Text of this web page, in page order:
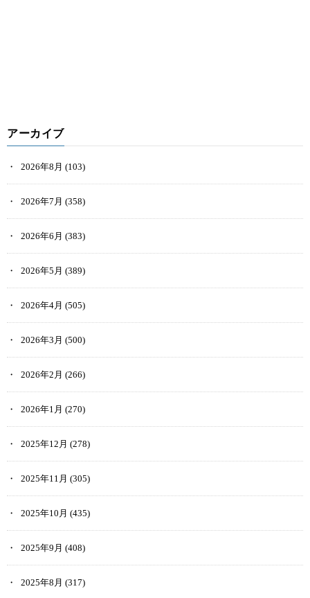
アーカイブ
2026年8月 (103)
2026年7月 (358)
2026年6月 (383)
2026年5月 (389)
2026年4月 (505)
2026年3月 (500)
2026年2月 (266)
2026年1月 (270)
2025年12月 (278)
2025年11月 (305)
2025年10月 (435)
2025年9月 (408)
2025年8月 (317)